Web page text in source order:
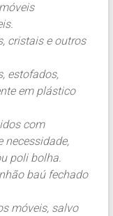
cristais e outros
estofados,
em plástico
com
necessidade,
poli bolha.
baú fechado
móveis, salvo